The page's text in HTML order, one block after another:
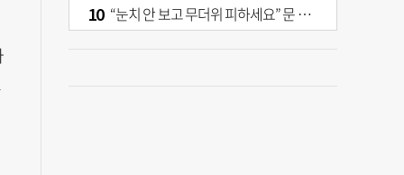
“눈치 안 보고 무더위 피하세요” 문 활짝 연 은행·마트